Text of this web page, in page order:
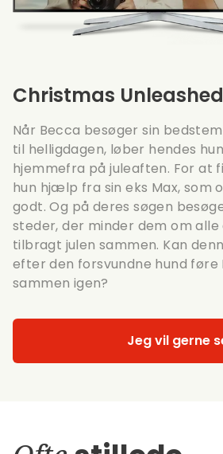
Christmas Unleashed
Når Becca besøger sin
til helligdagen, løber hendes
hjemmefra på juleaften. For at
hun hjælp fra sin eks Max, som
godt. Og på deres søgen
steder, der minder dem om alle
tilbragt julen sammen. Kan
efter den forsvundne hund føre
sammen igen?
Jeg vil gerne